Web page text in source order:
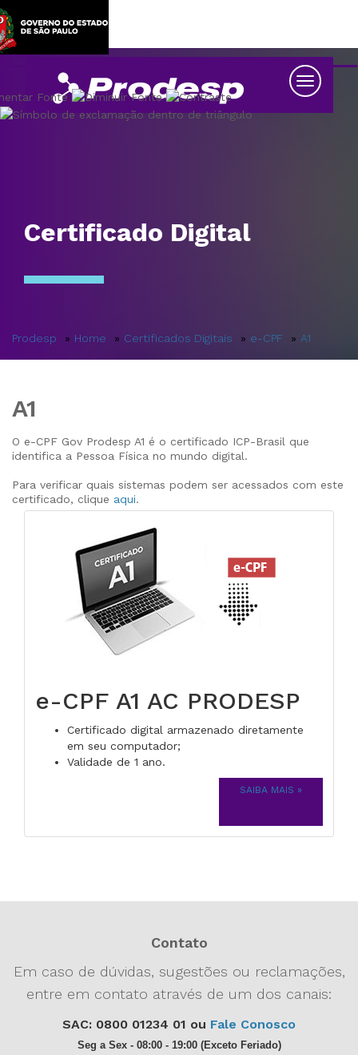
Ver
Certificado Digital
Prodesp Home Certificados Digitais e-CPF A1
A1
O e-CPF Gov Prodesp A1 é o certificado ICP-Brasil que
identifica a Pessoa Física no mundo digital.
Para verificar quais sistemas podem ser acessados com este
certificado, clique aqui.
e-CPF A1 AC PRODESP
Certificado digital armazenado diretamente
em seu computador;
Validade de 1 ano.
SAIBA MAIS »
Contato
Em caso de dúvidas, sugestões ou reclamações,
entre em contato através de um dos canais:
SAC: 0800 01234 01 ou Fale Conosco
Seg a Sex - 08:00 - 19:00 (Exceto Feriado)